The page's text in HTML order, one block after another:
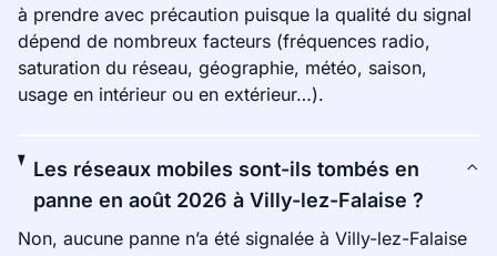
à prendre avec précaution puisque la qualité du signal
dépend de nombreux facteurs (fréquences radio,
saturation du réseau, géographie, météo, saison,
usage en intérieur ou en extérieur…).
Les réseaux mobiles sont-ils tombés en
panne en août 2026 à Villy-lez-Falaise ?
Non, aucune panne n’a été signalée à Villy-lez-Falaise